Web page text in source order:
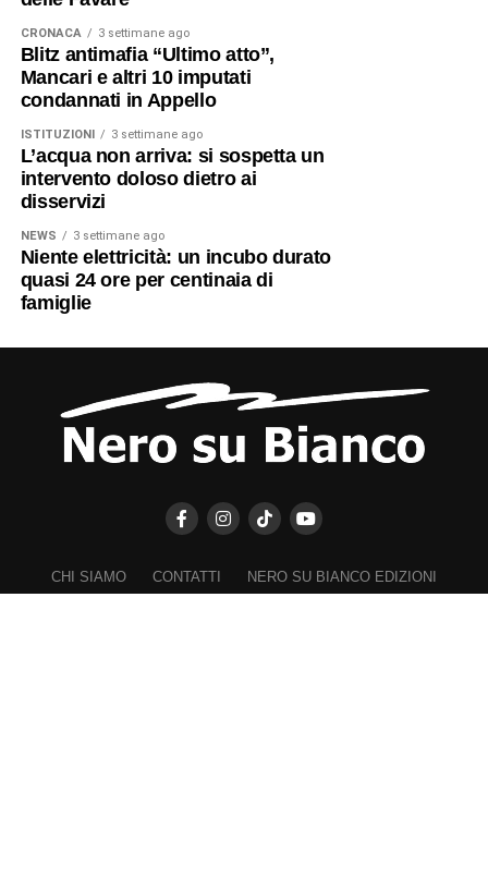
CRONACA 3 settimane ago
Blitz antimafia “Ultimo atto”,
Mancari e altri 10 imputati
condannati in Appello
ISTITUZIONI 3 settimane ago
L’acqua non arriva: si sospetta un
intervento doloso dietro ai
disservizi
NEWS 3 settimane ago
Niente elettricità: un incubo durato
quasi 24 ore per centinaia di
famiglie
CHI SIAMO CONTATTI
NERO SU BIANCO EDIZIONI